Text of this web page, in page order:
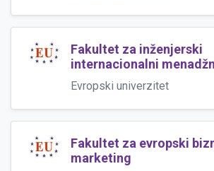
Fakultet za inženjerski
internacionalni
Evropski univerzitet
Fakultet za evropski
marketing